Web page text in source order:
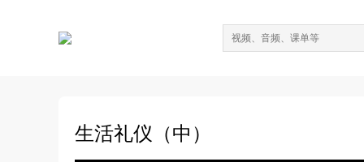
生活礼仪（中）